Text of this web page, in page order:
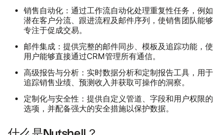
销售自动化： 通过工作流自动化处理重复性任务，例如
潜在客户分流、跟进流程及邮件序列，使销售团队能够
专注于促成交易。
邮件集成： 提供完整的邮件同步、模板及追踪功能，使
用户能够直接通过CRM管理所有通信。
高级报告与分析： 实时数据分析和定制报告工具，用于
追踪销售业绩、预测收入并获取可操作的洞察。
定制化与安全性： 提供自定义管道、字段和用户权限的
选项，并配备强大的安全措施以保护数据。